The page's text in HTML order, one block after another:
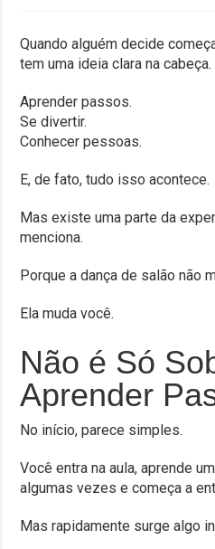
Quando alguém decide
tem uma ideia clara na cabeça.
Aprender passos.
Se divertir.
Conhecer pessoas.
E, de fato, tudo isso acontece.
Mas existe uma parte da
menciona.
Porque a dança de salão não
Ela muda você.
Não é Só
Aprender
No início, parece simples.
Você entra na aula, aprende
algumas vezes e começa a
Mas rapidamente surge algo